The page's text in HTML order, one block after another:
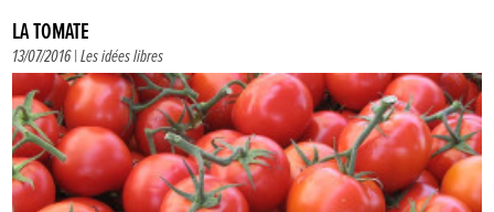
LA TOMATE
13/07/2016 |Les idées libres